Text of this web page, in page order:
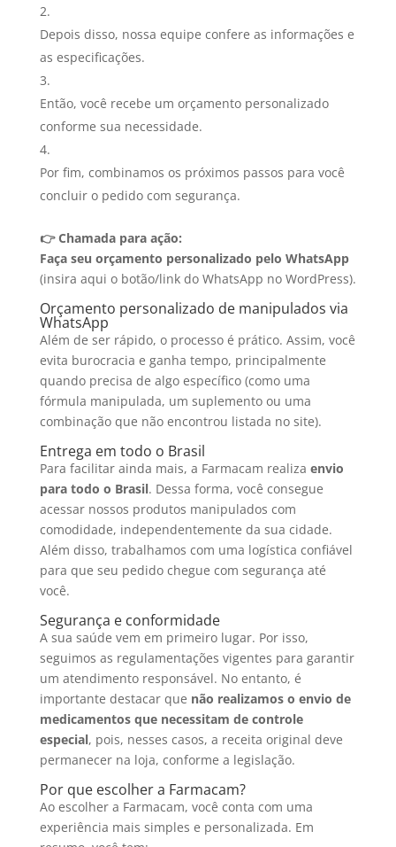
Depois disso, nossa equipe confere as informações e
as especificações.
Então, você recebe um orçamento personalizado
conforme sua necessidade.
Por fim, combinamos os próximos passos para você
concluir o pedido com segurança.
👉 Chamada para ação:
Faça seu orçamento personalizado pelo WhatsApp
(insira aqui o botão/link do WhatsApp no WordPress).
Orçamento personalizado de manipulados via
WhatsApp
Além de ser rápido, o processo é prático. Assim, você
evita burocracia e ganha tempo, principalmente
quando precisa de algo específico (como uma
fórmula manipulada, um suplemento ou uma
combinação que não encontrou listada no site).
Entrega em todo o Brasil
Para facilitar ainda mais, a Farmacam realiza envio
para todo o Brasil. Dessa forma, você consegue
acessar nossos produtos manipulados com
comodidade, independentemente da sua cidade.
Além disso, trabalhamos com uma logística confiável
para que seu pedido chegue com segurança até
você.
Segurança e conformidade
A sua saúde vem em primeiro lugar. Por isso,
seguimos as regulamentações vigentes para garantir
um atendimento responsável. No entanto, é
importante destacar que não realizamos o envio de
medicamentos que necessitam de controle
especial, pois, nesses casos, a receita original deve
permanecer na loja, conforme a legislação.
Por que escolher a Farmacam?
Ao escolher a Farmacam, você conta com uma
experiência mais simples e personalizada. Em